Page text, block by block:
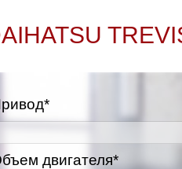
двигателя*